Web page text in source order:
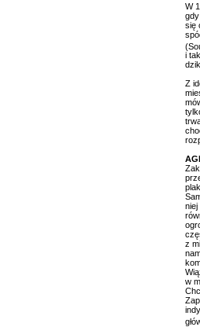
W
się
i
Z
niej
z
w